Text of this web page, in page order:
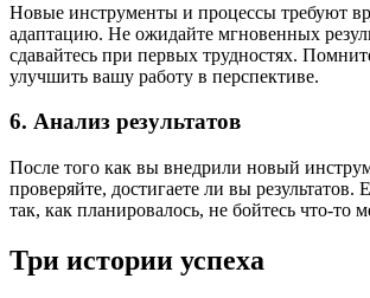
Новые инструменты и процессы требуют
адаптацию. Не ожидайте мгновенных
сдавайтесь при первых трудностях.
улучшить вашу работу в перспективе.
6. Анализ результатов
После того как вы внедрили новый
проверяйте, достигаете ли вы результатов.
так, как планировалось, не бойтесь что-то
Три истории успеха